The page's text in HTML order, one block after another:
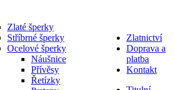
Zlaté šperky
Stříbrné šperky
Ocelové šperky
Náušnice
Přívěsy
Řetízky
Zlatnictví
Doprava a
platba
Kontakt